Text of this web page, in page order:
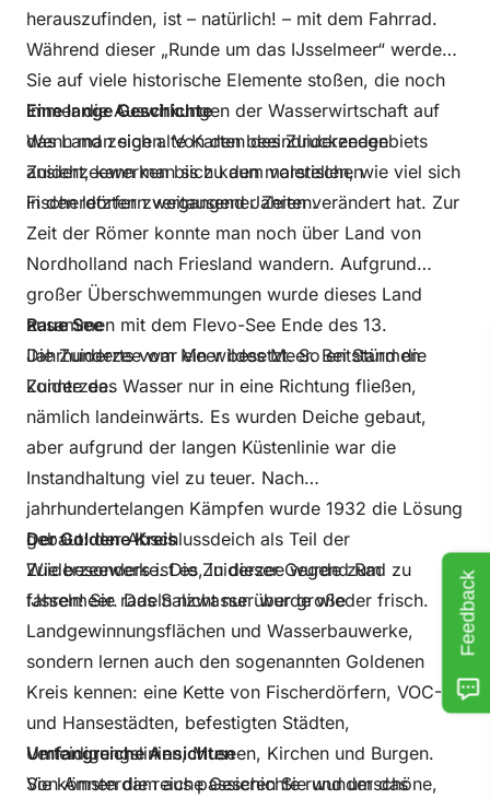
herauszufinden, ist – natürlich! – mit dem Fahrrad.
Während dieser „Runde um das IJsselmeer“ werden
Sie auf viele historische Elemente stoßen, die noch
immer die Auswirkungen der Wasserwirtschaft auf
das Land zeigen. Von den beeindruckenden
Zuiderzeewerken bis zu den malerischen
Fischerdörfern vergangener Zeiten.
Eine lange Geschichte
Wenn man sich alte Karten des Zuiderzeegebiets
ansieht, kann man sich kaum vorstellen, wie viel sich
in den letzten zweitausend Jahren verändert hat. Zur
Zeit der Römer konnte man noch über Land von
Nordholland nach Friesland wandern. Aufgrund
großer Überschwemmungen wurde dieses Land
zusammen mit dem Flevo-See Ende des 13.
Jahrhunderts vom Meer besetzt. So entstand die
Zuiderzee.
Raue See
Die Zuiderzee war ein wildes Meer. Bei Stürmen
konnte das Wasser nur in eine Richtung fließen,
nämlich landeinwärts. Es wurden Deiche gebaut,
aber aufgrund der langen Küstenlinie war die
Instandhaltung viel zu teuer. Nach
jahrhundertelangen Kämpfen wurde 1932 die Lösung
gebaut: der Abschlussdeich als Teil der
Zuiderzeewerke. Die Zuiderzee wurde zum
IJsselmeer. Das Salzwasser wurde wieder frisch.
Der Goldene Kreis
Wie besonders ist es, in dieser Gegend Rad zu
fahren! Sie radeln nicht nur über große
Landgewinnungsflächen und Wasserbauwerke,
sondern lernen auch den sogenannten Goldenen
Kreis kennen: eine Kette von Fischerdörfern, VOC-
und Hansestädten, befestigten Städten,
Verteidigungslinien, Museen, Kirchen und Burgen.
Sie können die reiche Geschichte rund um das
Umfangreiche Ansichten
Von Amsterdam aus passieren Sie wunderschöne,
Feedback